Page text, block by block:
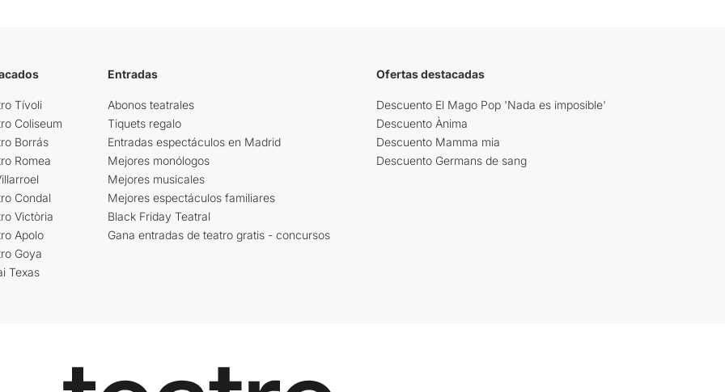
Tívoli
Coliseum
Borrás
Romea
Condal
Victòria
Apolo
Goya
Texas
Entradas
Abonos teatrales
Tiquets regalo
Entradas espectáculos en Madrid
Mejores monólogos
Mejores musicales
Mejores espectáculos familiares
Black Friday Teatral
Gana entradas de teatro gratis - concursos
Ofertas destacadas
Descuento El Mago Pop 'Nada es imposible'
Descuento Ànima
Descuento Mamma mia
Descuento Germans de sang